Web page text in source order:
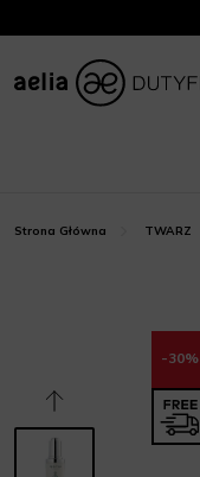
Strona Główna TWARZ
-30%